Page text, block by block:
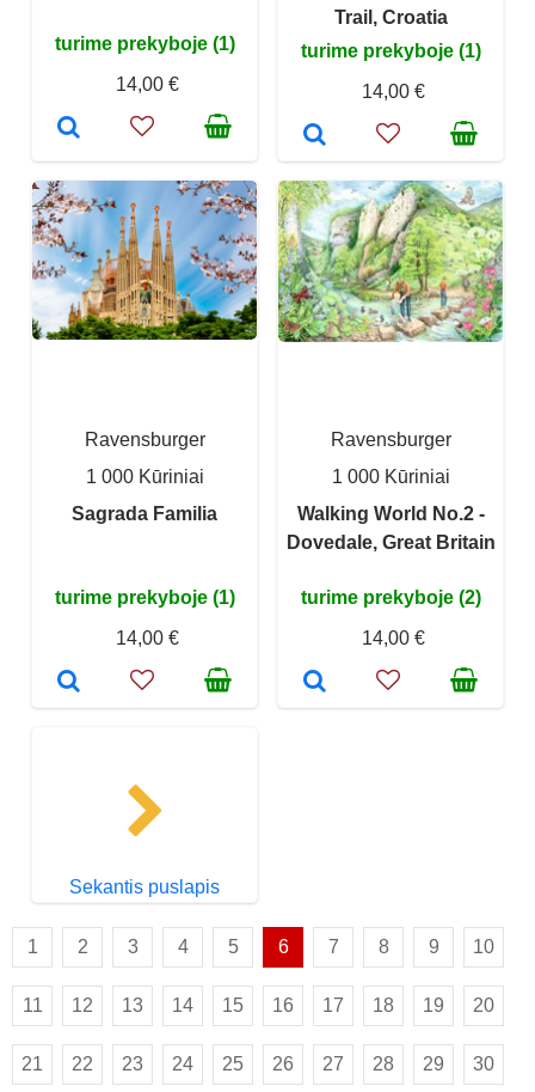
turime prekyboje (1)
14,00 €
Trail, Croatia
turime prekyboje (1)
14,00 €
Ravensburger
1 000 Kūriniai
Sagrada Familia
turime prekyboje (1)
14,00 €
Ravensburger
1 000 Kūriniai
Walking World No.2 -
Dovedale, Great Britain
turime prekyboje (2)
14,00 €
Sekantis puslapis
1 2 3 4 5 6 7 8 9 10
11 12 13 14 15 16 17 18 19 20
21 22 23 24 25 26 27 28 29 30